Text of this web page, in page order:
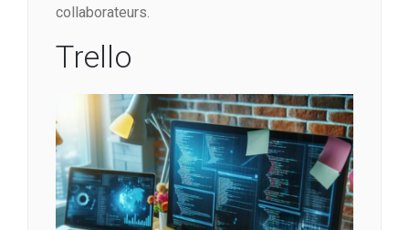
collaborateurs.
Trello